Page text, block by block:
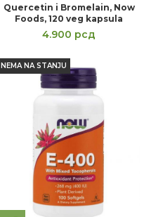
Quercetin i Bromelain, Now
Foods, 120 veg kapsula
4.900 рсд
NEMA NA STANJU